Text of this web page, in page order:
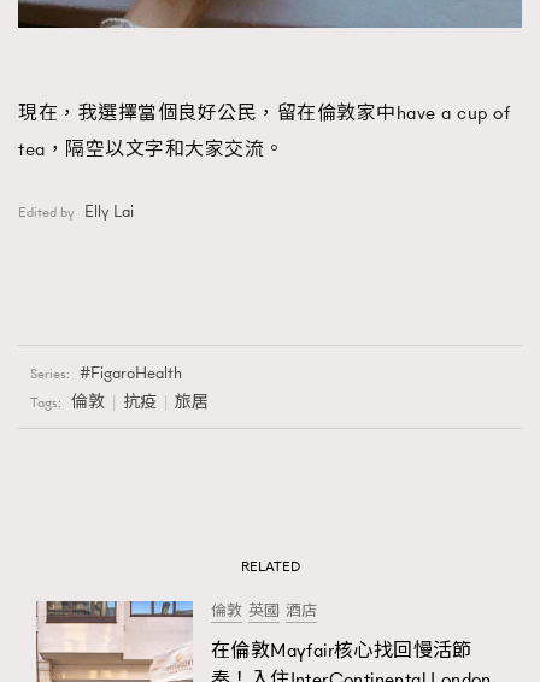
現在，我選擇當個良好公民，留在倫敦家中have a cup of
tea，隔空以文字和大家交流。
Edited by Elly Lai
Series: FigaroHealth
Tags: 倫敦 抗疫 旅居
RELATED
倫敦 英國 酒店
在倫敦Mayfair核心找回慢活節